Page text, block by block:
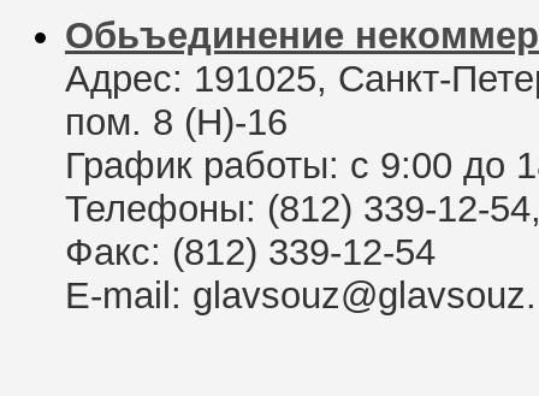
Обьъединение
Адрес: 191025, Санкт-
пом. 8 (Н)-16
График работы: с 9:00 до
Телефоны: (812) 339-12-
Факс: (812) 339-12-54
E-mail: